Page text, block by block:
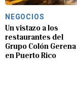
NEGOCIOS
Un vistazo a los
restaurantes del
Grupo Colón Gerena
en Puerto Rico